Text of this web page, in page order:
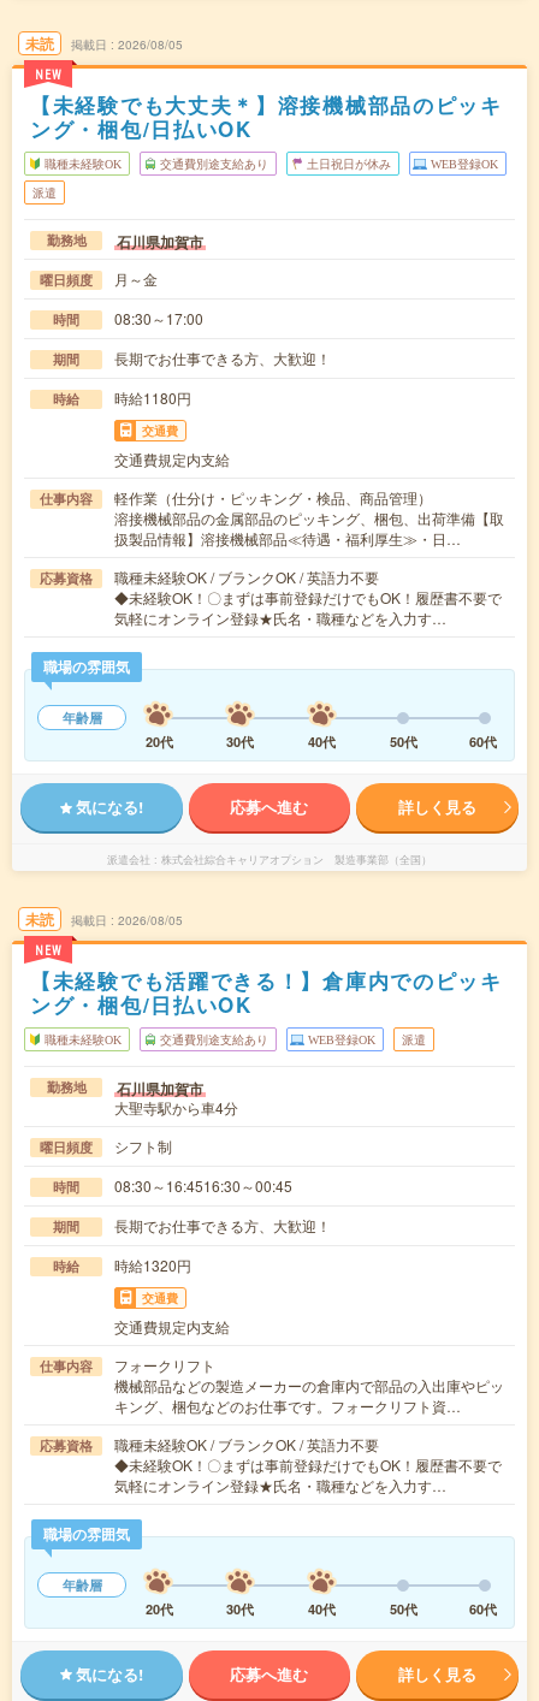
未読
NEW
掲載日 2026/08/05
【未経験でも大丈夫＊】溶接機械部品のピッキ
ング・梱包/日払いOK
職種未経験OK 交通費別途支給あり 土日祝日が休み WEB登録OK
派遣
勤務地 石川県加賀市
曜日頻度 月～金
時間 08:30～17:00
期間 長期でお仕事できる方、大歓迎！
時給 時給1180円
交通費
交通費規定内支給
仕事内容
軽作業（仕分け・ピッキング・検品、商品管理）
溶接機械部品の金属部品のピッキング、梱包、出荷準備【取
扱製品情報】溶接機械部品≪待遇・福利厚生≫・日…
応募資格
職種未経験OK / ブランクOK / 英語力不要
◆未経験OK！〇まずは事前登録だけでもOK！履歴書不要で
気軽にオンライン登録★氏名・職種などを入力す…
職場の雰囲気
年齢層
20代
30代 40代 50代 60代
気になる! 応募へ進む 詳しく見る
派遣会社 株式会社綜合キャリアオプション 製造事業部（全国）
未読
NEW
掲載日 2026/08/05
【未経験でも活躍できる！】倉庫内でのピッキ
ング・梱包/日払いOK
職種未経験OK 交通費別途支給あり WEB登録OK 派遣
勤務地 石川県加賀市
大聖寺駅から車4分
曜日頻度 シフト制
時間 08:30～16:4516:30～00:45
期間 長期でお仕事できる方、大歓迎！
時給 時給1320円
交通費
交通費規定内支給
仕事内容
フォークリフト
機械部品などの製造メーカーの倉庫内で部品の入出庫やピッ
キング、梱包などのお仕事です。フォークリフト資…
応募資格
職種未経験OK / ブランクOK / 英語力不要
◆未経験OK！〇まずは事前登録だけでもOK！履歴書不要で
気軽にオンライン登録★氏名・職種などを入力す…
職場の雰囲気
年齢層
20代
30代 40代 50代 60代
気になる! 応募へ進む 詳しく見る